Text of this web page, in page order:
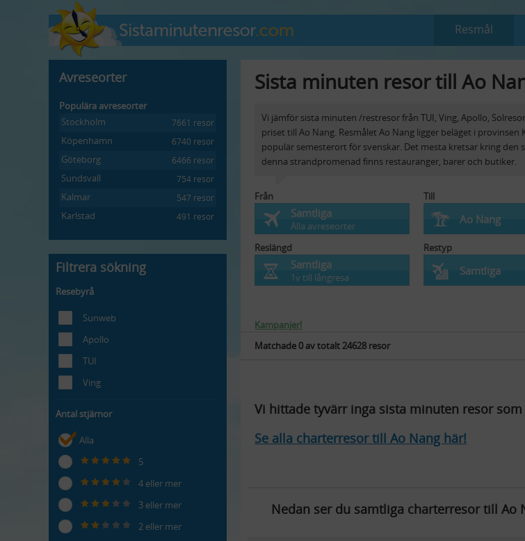
Resmål
Sista minuten resor till Ao
Vi jämför sista minuten /restresor från TUI, Ving, Apollo,
priset till Ao Nang. Resmålet Ao Nang ligger beläget i
populär semesterort för svenskar. Det mesta kretsar kring
denna strandpromenad finns restauranger, barer och butiker.
Från
Samtliga
Alla avreseorter
Till
Ao Nang
Reslängd
Samtliga
1v till långresa
Restyp
Samtliga
Kampanjer!
Matchade 0 avtotalt 24628 resor
Vi hittade tyvärr inga sista minuten resor
Se alla charterresor till Ao Nang här!
Nedan ser du samtliga charterresor till Ao
Avreseorter
Populära avreseorter
Stockholm
7661 resor
Köpenhamn 6740 resor
Göteborg 6466 resor
Sundsvall 754 resor
Kalmar 547 resor
Karlstad 491 resor
Filtrera sökning
Resebyrå
Sunweb
Apollo
TUI
Ving
Antal stjärnor
Alla
5
4 eller mer
3 eller mer
2 eller mer